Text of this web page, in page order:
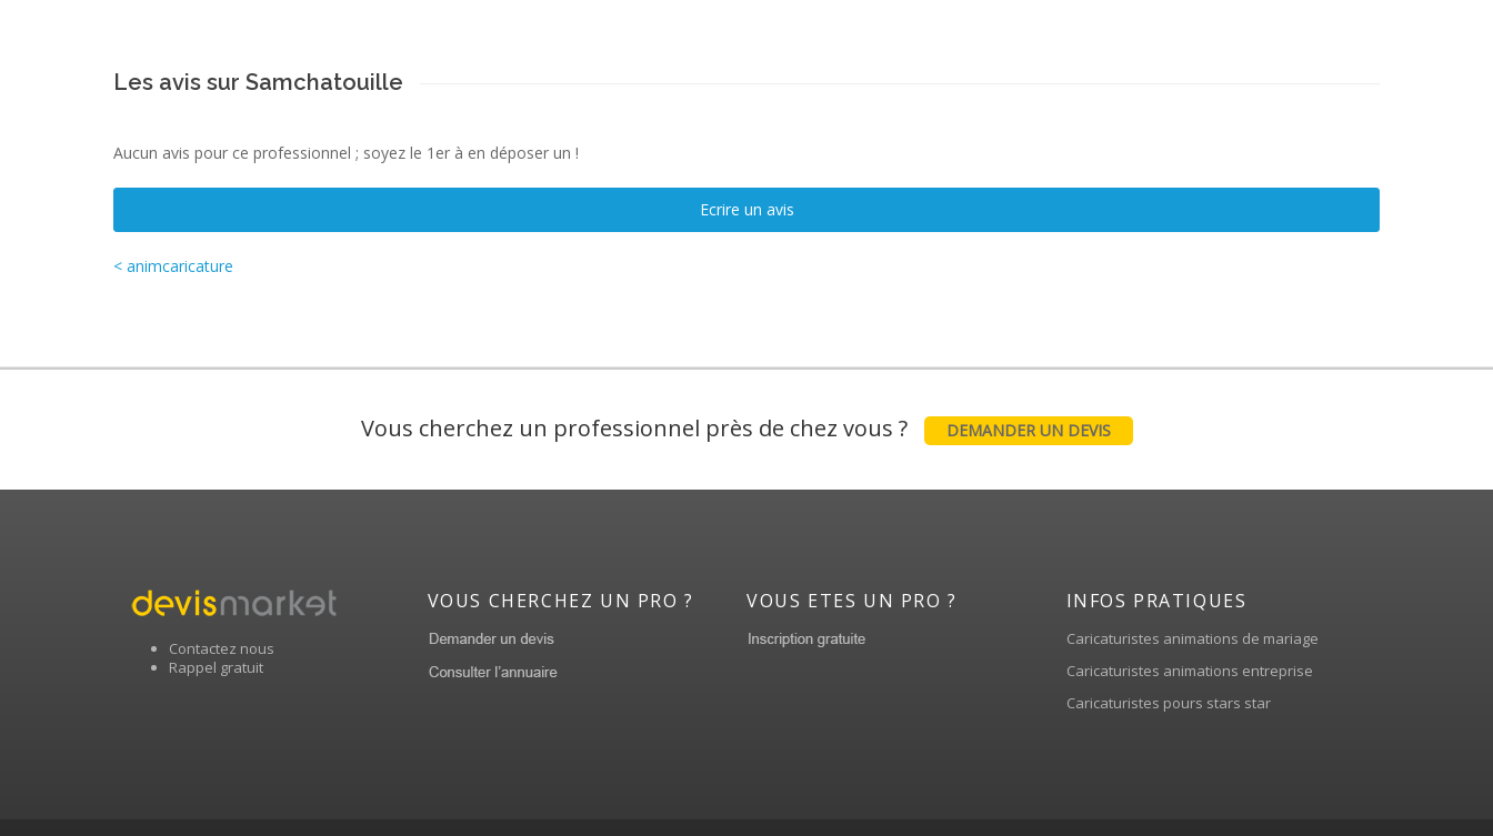
Les avis sur Samchatouille
Aucun avis pour ce professionnel ; soyez le 1er à en déposer un !
Ecrire un avis
< animcaricature
Vous cherchez un professionnel près de chez vous ? DEMANDER UN DEVIS
Contactez nous
Rappel gratuit
VOUS CHERCHEZ UN PRO ? VOUS ETES UN PRO ? INFOS PRATIQUES
Caricaturistes animations de mariage
Caricaturistes animations entreprise
Caricaturistes pours stars star